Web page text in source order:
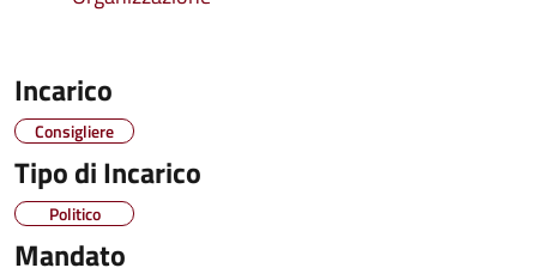
Incarico
Consigliere
Tipo di Incarico
Politico
Mandato